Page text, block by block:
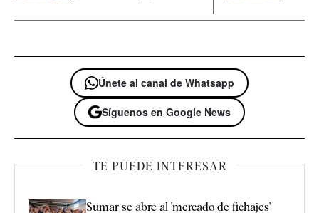
Únete al canal de Whatsapp
Síguenos en Google News
TE PUEDE INTERESAR
Sumar se abre al 'mercado de fichajes'